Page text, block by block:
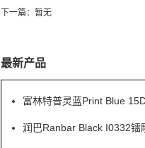
下一篇：暂无
最新产品
富林特普灵蓝Print Blue
润巴Ranbar Black I0332镭